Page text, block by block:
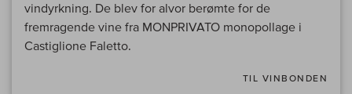
vindyrkning. De blev for alvor berømte for de
fremragende vine fra MONPRIVATO monopollage i
Castiglione Faletto.
TIL VINBONDEN